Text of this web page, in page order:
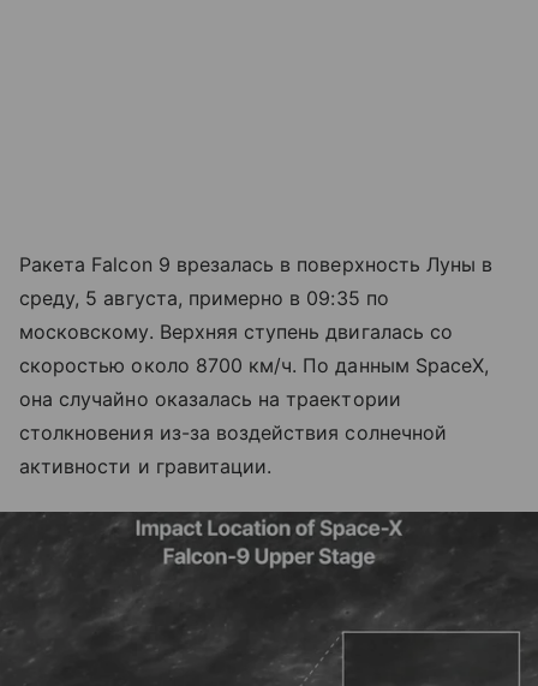
Ракета Falcon 9 врезалась в поверхность Луны в
среду, 5 августа, примерно в 09:35 по
московскому. Верхняя ступень двигалась со
скоростью около 8700 км/ч. По данным SpaceX,
она случайно оказалась на траектории
столкновения из-за воздействия солнечной
активности и гравитации.